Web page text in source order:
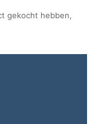
gekocht hebben,